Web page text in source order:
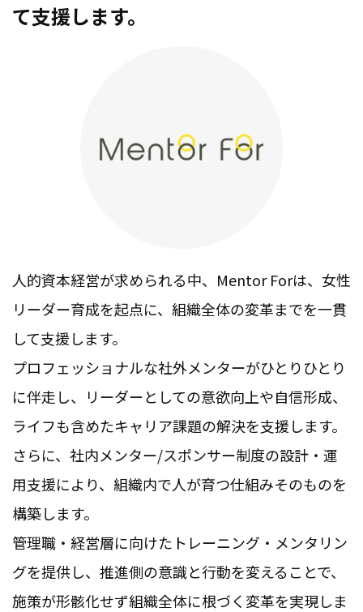
て支援します。
人的資本経営が求められる中、Mentor Forは、女性
リーダー育成を起点に、組織全体の変革までを一貫
して支援します。
プロフェッショナルな社外メンターがひとりひとり
に伴走し、リーダーとしての意欲向上や自信形成、
ライフも含めたキャリア課題の解決を支援します。
さらに、社内メンター/スポンサー制度の設計・運
用支援により、組織内で人が育つ仕組みそのものを
構築します。
管理職・経営層に向けたトレーニング・メンタリン
グを提供し、推進側の意識と行動を変えることで、
施策が形骸化せず組織全体に根づく変革を実現しま